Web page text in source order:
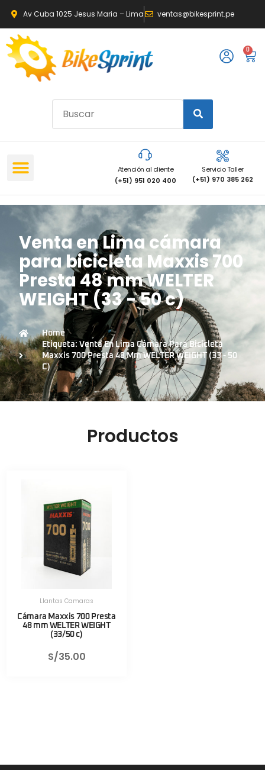
Av Cuba 1025 Jesus Maria – Lima ventas@bikesprint.pe
0
Atención al cliente
(+51) 951 020 400
Servicio Taller
(+51) 970 385 262
Venta en Lima cámara
para bicicleta Maxxis 700
Presta 48 mm WELTER
WEIGHT (33 - 50 c)
Home
Etiqueta: Venta En Lima Cámara Para Bicicleta
Maxxis 700 Presta 48 Mm WELTER WEIGHT (33 - 50
C)
Productos
Llantas Camaras
Cámara Maxxis 700 Presta
48 mm WELTER WEIGHT
(33/50 c)
S/35.00